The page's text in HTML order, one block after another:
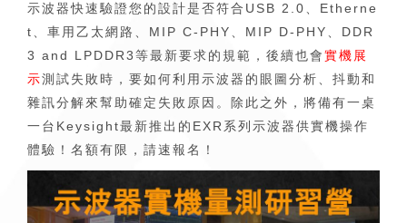
示波器快速驗證您的設計是否符合USB 2.0、Etherne
t、車用乙太網路、MIP C-PHY、MIP D-PHY、DDR
3 and LPDDR3等最新要求的規範，後續也會實機展
示測試失敗時，要如何利用示波器的眼圖分析、抖動和
雜訊分解來幫助確定失敗原因。除此之外，將備有一桌
一台Keysight最新推出的EXR系列示波器供實機操作
體驗！名額有限，請速報名！